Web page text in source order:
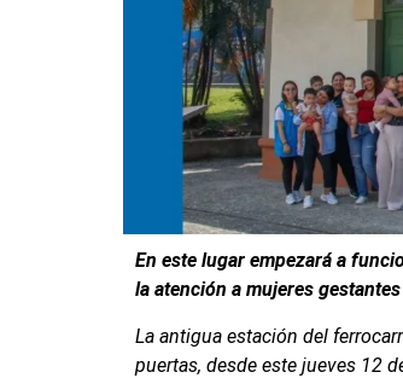
En este lugar empezará a
la atención a mujeres
La antigua estación del
puertas, desde este jueves 12